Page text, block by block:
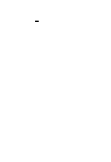
-